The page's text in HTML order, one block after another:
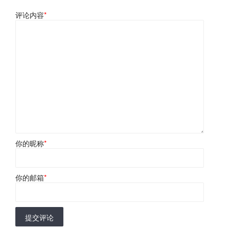
评论内容*
你的昵称*
你的邮箱*
提交评论